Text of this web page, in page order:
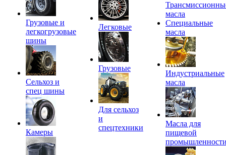
Грузовые и
легкогрузовые
шины
Сельхоз и
спец шины
Камеры
Легковые
Грузовые
Для сельхоз
и
спецтехники
масла
Специальные
масла
Индустриальные
масла
Масла для
пищевой